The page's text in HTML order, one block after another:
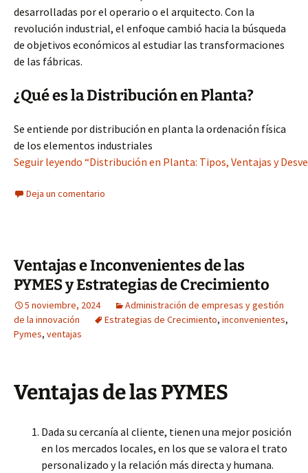
desarrolladas por el operario o el arquitecto. Con la
revolución industrial, el enfoque cambió hacia la búsqueda
de objetivos económicos al estudiar las transformaciones
de las fábricas.
¿Qué es la Distribución en Planta?
Se entiende por distribución en planta la ordenación física
de los elementos industriales
Seguir leyendo “Distribución en Planta: Tipos, Ventajas y
Deja un comentario
Ventajas e Inconvenientes de las
PYMES y Estrategias de Crecimiento
5 noviembre, 2024
Administración de empresas y gestión
de la innovación
Estrategias de Crecimiento, inconvenientes,
Pymes, ventajas
Ventajas de las PYMES
Dada su cercanía al cliente, tienen una mejor posición
en los mercados locales, en los que se valora el trato
personalizado y la relación más directa y humana.